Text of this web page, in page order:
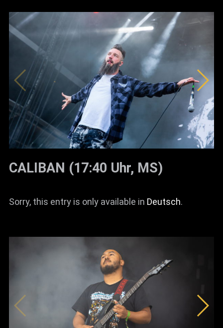
CALIBAN (17:40 Uhr, MS)
Sorry, this entry is only available in Deutsch.